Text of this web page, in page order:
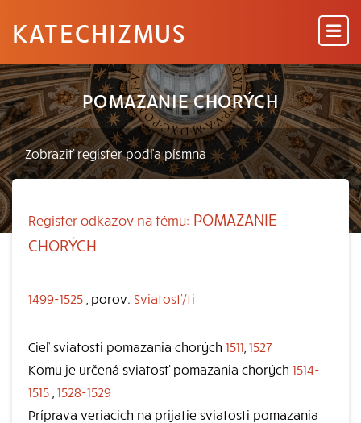
KATECHIZMUS
POMAZANIE CHORÝCH
Register odkazov na tému: POMAZANIE
CHORÝCH
1499-1525 , porov. Sviatosť/ti
Cieľ sviatosti pomazania chorých 1511 1527
Komu je určená sviatosť pomazania chorých 1514-
1515 1528-1529
Príprava veriacich na prijatie sviatosti pomazania